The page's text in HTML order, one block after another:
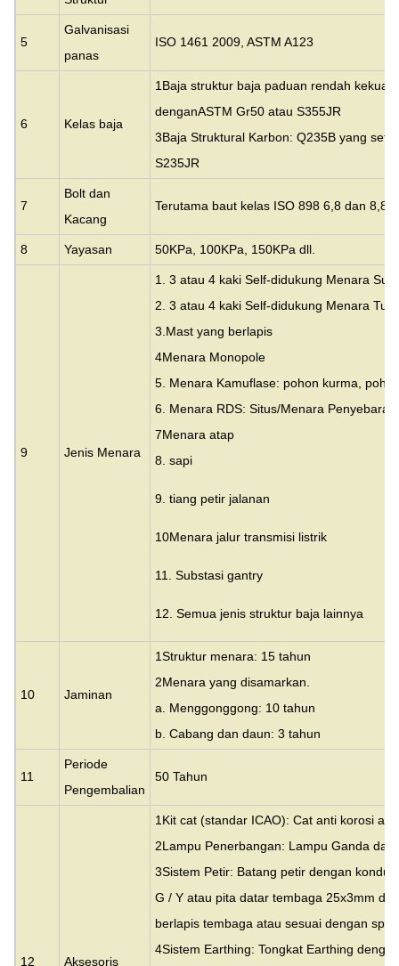
5
Galvanisasi
panas
ISO 1461 2009, ASTM A123
6 Kelas baja
1Baja struktur baja paduan rendah
denganASTM Gr50 atau S355JR
3Baja Struktural Karbon: Q235B yang
S235JR
7
Bolt dan
Kacang
Terutama baut kelas ISO 898 6,8 dan 8,8
8 Yayasan 50KPa, 100KPa, 150KPa dll.
9 Jenis Menara
1. 3 atau 4 kaki Self-didukung Menara
2. 3 atau 4 kaki Self-didukung Menara
3. Mast yang berlapis
4Menara Monopole
5. Menara Kamuflase: pohon kurma,
6. Menara RDS: Situs/Menara
7Menara atap
8. sapi
9. tiang petir jalanan
10Menara jalur transmisi listrik
11. Substasi gantry
12. Semua jenis struktur baja lainnya
10 Jaminan
1Struktur menara: 15 tahun
2Menara yang disamarkan.
a. Menggonggong: 10 tahun
b. Cabang dan daun: 3 tahun
11
Periode
Pengembalian
50 Tahun
12 Aksesoris
1Kit cat (standar ICAO): Cat anti korosi
2Lampu Penerbangan: Lampu Ganda
3Sistem Petir: Batang petir dengan
G / Y atau pita datar tembaga 25x3mm
berlapis tembaga atau sesuai dengan
4Sistem Earthing: Tongkat Earthing